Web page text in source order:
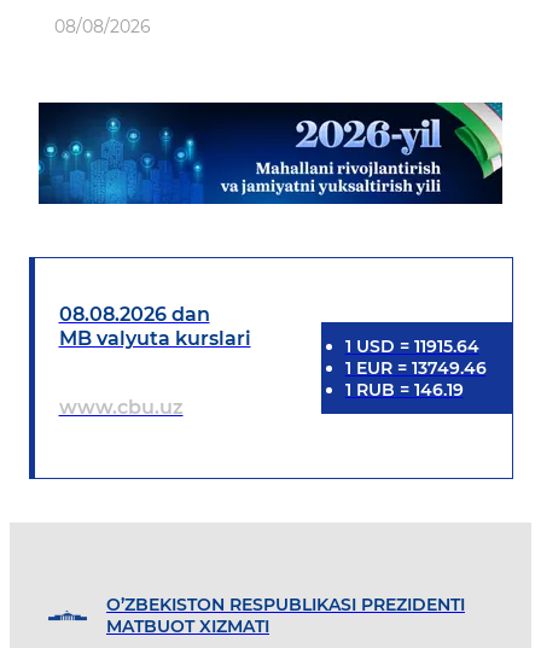
08/08/2026
08.08.2026 dan
MB valyuta kurslari
www.cbu.uz
1 USD = 11915.64
1 EUR= 13749.46
1 RUB = 146.19
O’ZBEKISTON RESPUBLIKASI PREZIDENTI
MATBUOT XIZMATI